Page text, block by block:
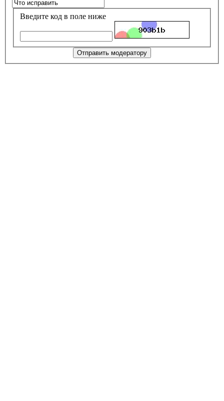
Введите код в поле ниже
Отправить модератору